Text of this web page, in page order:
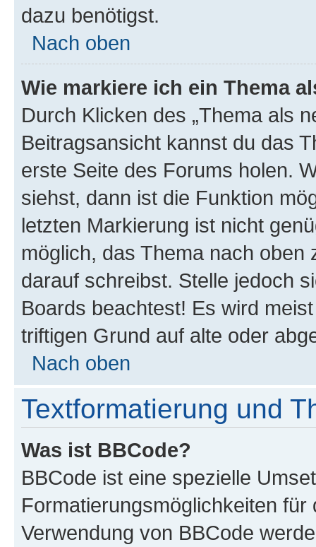
dazu benötigst.
Nach oben
Wie markiere ich ein Thema
Durch Klicken des „Thema als
Beitragsansicht kannst du das
erste Seite des Forums holen.
siehst, dann ist die Funktion
letzten Markierung ist nicht
möglich, das Thema nach oben
darauf schreibst. Stelle jedoch
Boards beachtest! Es wird
triftigen Grund auf alte oder
Nach oben
Textformatierung und
Was ist BBCode?
BBCode ist eine spezielle
Formatierungsmöglichkeiten
Verwendung von BBCode